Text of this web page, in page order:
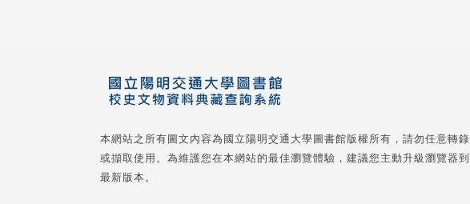
本網站之所有圖文內容為國立陽明交通大學圖書館版權所有，請勿任意轉錄
或擷取使用。為維護您在本網站的最佳瀏覽體驗，建議您主動升級瀏覽器到
最新版本。